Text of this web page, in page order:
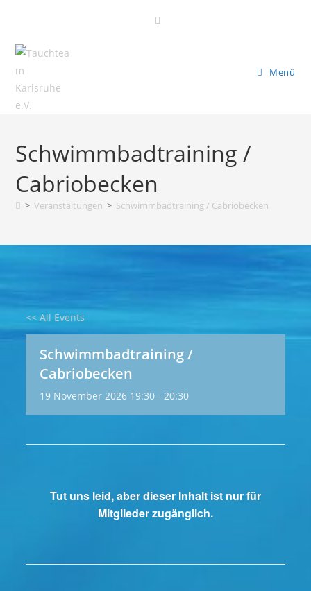
springen
Menü
Schwimmbadtraining /
Cabriobecken
> Veranstaltungen > Schwimmbadtraining / Cabriobecken
<< All Events
Schwimmbadtraining /
Cabriobecken
19 November 2026 19:30 - 20:30
Tut uns leid, aber dieser Inhalt ist nur für
Mitglieder zugänglich.